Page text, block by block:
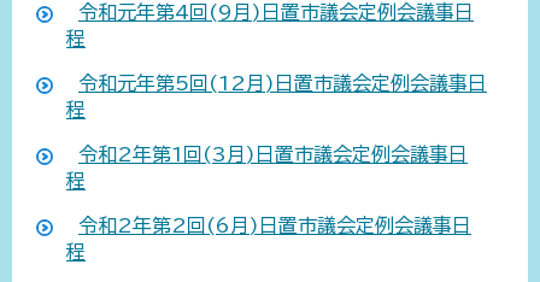
令和元年第4回(9月)日置市議会定例会議事日
程
令和元年第5回(12月)日置市議会定例会議事日
程
令和2年第1回(3月)日置市議会定例会議事日
程
令和2年第2回(6月)日置市議会定例会議事日
程